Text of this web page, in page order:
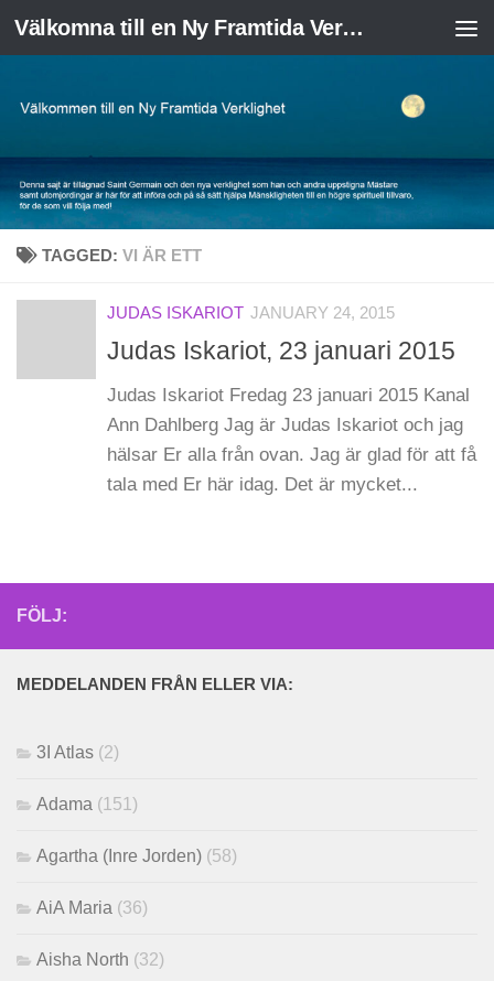
Skip to content Välkomna till en Ny Framtida Verklighet
TAGGED: VI ÄR ETT
JUDAS ISKARIOT JANUARY 24, 2015
Judas Iskariot, 23 januari 2015
Judas Iskariot Fredag 23 januari 2015 Kanal
Ann Dahlberg Jag är Judas Iskariot och jag
hälsar Er alla från ovan. Jag är glad för att få
tala med Er här idag. Det är mycket...
FÖLJ:
MEDDELANDEN FRÅN ELLER VIA:
3I Atlas (2)
Adama (151)
Agartha (Inre Jorden) (58)
AiA Maria (36)
Aisha North (32)